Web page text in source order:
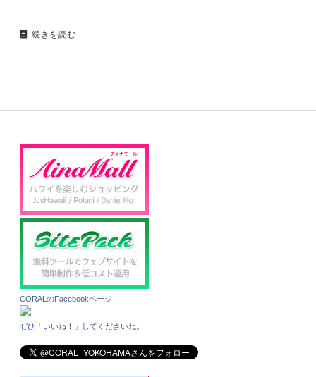
続きを読む
ム
ボ
ダ
レ
ス
」
に
行
き
ま
し
た
♪
i
d
e
b
a
r
CORALのFacebookページ
ぜひ「いいね！」してくださいね。